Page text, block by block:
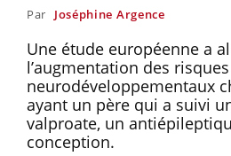
Par Joséphine Argence
Une étude européenne a
l’augmentation des
neurodéveloppementaux
ayant un père qui a suivi
valproate, un
conception.